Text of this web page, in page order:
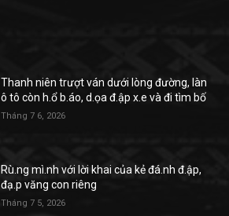
Thanh niên trượt ván dưới lòng đường, làn
ô tô còn h.ổ b.áo, d.ọa đ.ập x.e và đi tìm bố
Tháng 7 6, 2026
Rù.ng mì.nh với lời khai của kẻ đá.nh đ.ập,
đạ.p văng con riêng
Tháng 7 5, 2026